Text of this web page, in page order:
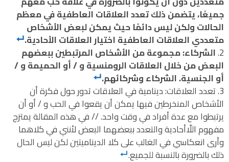
جميعًا، يتضمن ذلك تعدد العلاقات العاطفية في معظم
الحالات ولكن ليس دائمًا حيث يمكن لبعض الأشخاص
متعددي العلاقات العاطفية اختيار العلاقات الأحادية.
الشركاء: مجموعة من الأشخاص المرتبطين ببعضهم
البعض من خلال العلاقات الرومنسية و / أو الحميمة و /
أو الجنسية. الشركاء وشركائهم.
تعدد العلاقات: دينامية في العلاقات تدور حول فكرة أن
الأشخاص المنخرطين فيها يمكن أن يقعوا في الحب و / أو أن
يرتبطوا مع عدة أفراد في وقت واحد. // في هذه المقالة يمتزج
مفهوم اللّاأحادية والتعدد ببعضهما البعض لأنني في كلاهما
وأرى انعكاسي في الغالب على كلا الديناميتين لكن ليس الحال
ذلك بالضرورة بالنسبة للجميع.